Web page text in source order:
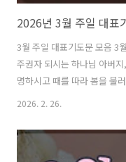
2026년 3월 주일 대표
3월 주일 대표기도문 모음 3
주권자 되시는 하나님 아버
명하시고 때를 따라 봄을 불
운 기간 가운데 3월 첫째 주
목자 되신 주님, 오늘도 십자
서 은혜의 보좌 앞에 서게
2026. 2. 26.